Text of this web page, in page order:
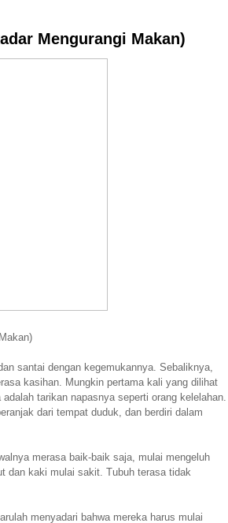
Mengurangi Makan)
santai dengan kegemukannya. Sebaliknya,
kasihan. Mungkin pertama kali yang dilihat
tarikan napasnya seperti orang kelelahan.
dari tempat duduk, dan berdiri dalam
merasa baik-baik saja, mulai mengeluh
dan kaki mulai sakit. Tubuh terasa tidak
menyadari bahwa mereka harus mulai